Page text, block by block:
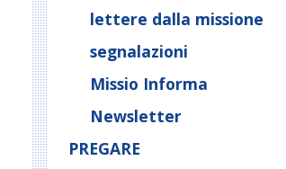
lettere dalla missione
segnalazioni
Missio Informa
Newsletter
PREGARE